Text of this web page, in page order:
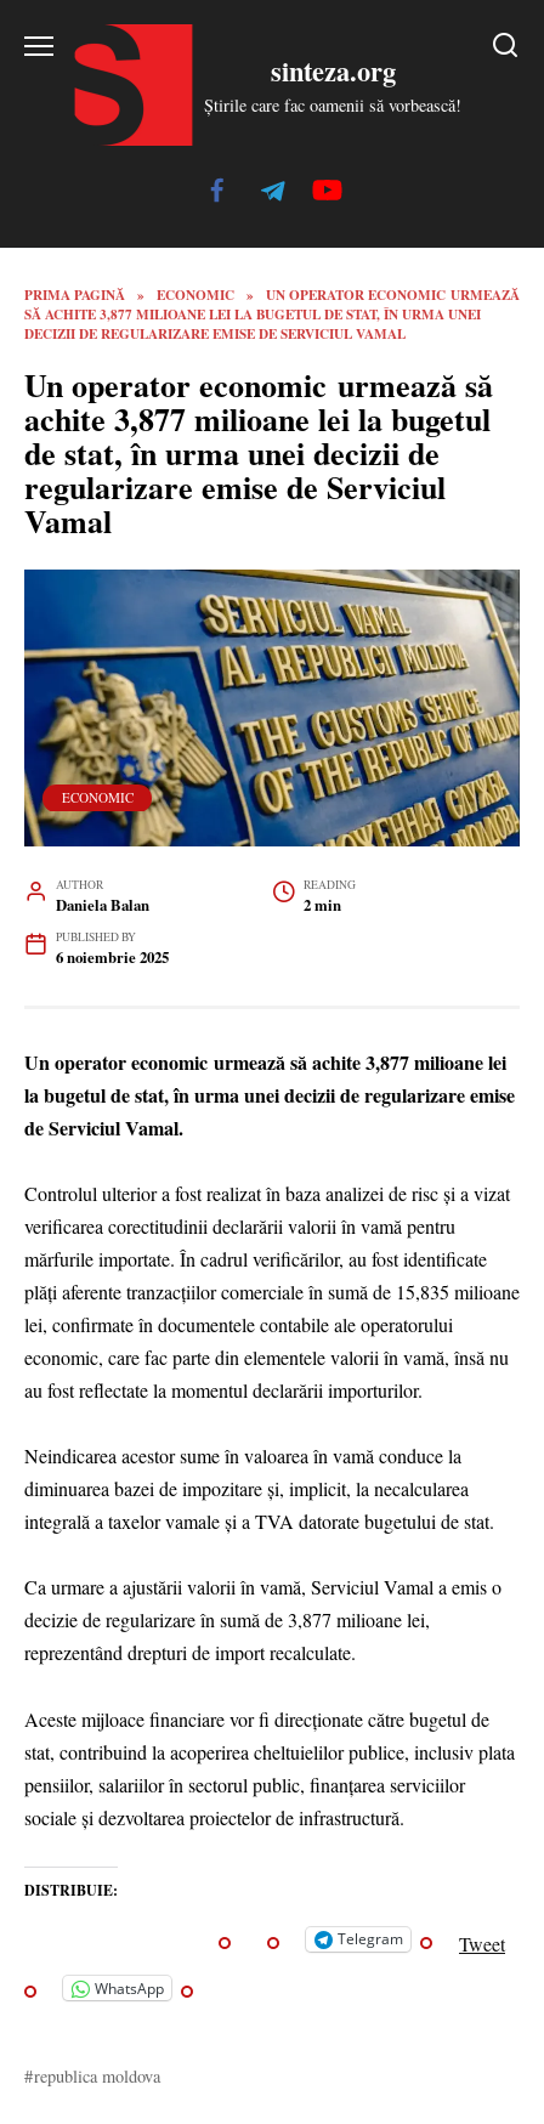
sinteza.org
Știrile care fac oamenii să vorbească!
PRIMA PAGINĂ » ECONOMIC »
UN OPERATOR ECONOMIC URMEAZĂ
SĂ ACHITE 3,877 MILIOANE LEI LA BUGETUL DE STAT, ÎN URMA UNEI
DECIZII DE REGULARIZARE EMISE DE SERVICIUL VAMAL
Un operator economic urmează să
achite 3,877 milioane lei la bugetul
de stat, în urma unei decizii de
regularizare emise de Serviciul
Vamal
ECONOMIC
AUTHOR
Daniela Balan
READING
2 min
PUBLISHED BY
6 noiembrie 2025
Un operator economic urmează să achite 3,877 milioane lei
la bugetul de stat, în urma unei decizii de regularizare emise
de Serviciul Vamal.
Controlul ulterior a fost realizat în baza analizei de risc și a vizat
verificarea corectitudinii declarării valorii în vamă pentru
mărfurile importate. În cadrul verificărilor, au fost identificate
plăți aferente tranzacțiilor comerciale în sumă de 15,835 milioane
lei, confirmate în documentele contabile ale operatorului
economic, care fac parte din elementele valorii în vamă, însă nu
au fost reflectate la momentul declarării importurilor.
Neindicarea acestor sume în valoarea în vamă conduce la
diminuarea bazei de impozitare și, implicit, la necalcularea
integrală a taxelor vamale și a TVA datorate bugetului de stat.
Ca urmare a ajustării valorii în vamă, Serviciul Vamal a emis o
decizie de regularizare în sumă de 3,877 milioane lei,
reprezentând drepturi de import recalculate.
Aceste mijloace financiare vor fi direcționate către bugetul de
stat, contribuind la acoperirea cheltuielilor publice, inclusiv plata
pensiilor, salariilor în sectorul public, finanțarea serviciilor
sociale și dezvoltarea proiectelor de infrastructură.
DISTRIBUIE:
Telegram Tweet
WhatsApp
republica moldova